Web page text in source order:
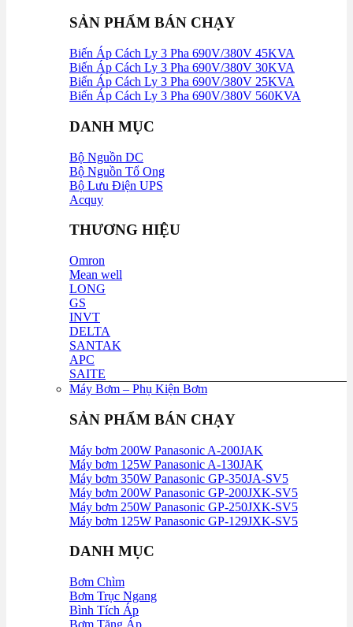
SẢN PHẨM BÁN CHẠY
Biến Áp Cách Ly 3 Pha 690V/380V 45KVA
Biến Áp Cách Ly 3 Pha 690V/380V 30KVA
Biến Áp Cách Ly 3 Pha 690V/380V 25KVA
Biến Áp Cách Ly 3 Pha 690V/380V 560KVA
DANH MỤC
Bộ Nguồn DC
Bộ Nguồn Tổ Ong
Bộ Lưu Điện UPS
Acquy
THƯƠNG HIỆU
Omron
Mean well
LONG
GS
INVT
DELTA
SANTAK
APC
SAITE
Máy Bơm – Phụ Kiện Bơm
SẢN PHẨM BÁN CHẠY
Máy bơm 200W Panasonic A-200JAK
Máy bơm 125W Panasonic A-130JAK
Máy bơm 350W Panasonic GP-350JA-SV5
Máy bơm 200W Panasonic GP-200JXK-SV5
Máy bơm 250W Panasonic GP-250JXK-SV5
Máy bơm 125W Panasonic GP-129JXK-SV5
DANH MỤC
Bơm Chìm
Bơm Trục Ngang
Bình Tích Áp
Bơm Tăng Áp